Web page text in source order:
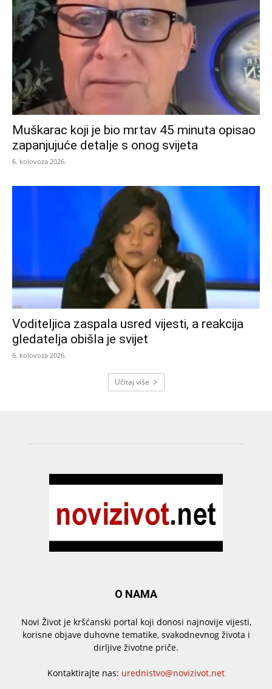
Muškarac koji je bio mrtav 45 minuta opisao
zapanjujuće detalje s onog svijeta
6. kolovoza 2026.
Voditeljica zaspala usred vijesti, a reakcija
gledatelja obišla je svijet
6. kolovoza 2026.
Učitaj više
O NAMA
Novi Život je kršćanski portal koji donosi najnovije vijesti,
korisne objave duhovne tematike, svakodnevnog života i
dirljive životne priče.
Kontaktirajte nas: urednistvo@novizivot.net